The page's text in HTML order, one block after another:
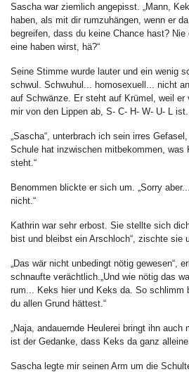
Sascha war ziemlich angepisst. „Mann,
haben, als mit dir rumzuhängen, wenn er
begreifen, dass du keine Chance hast?
eine haben wirst, hä?“
Seine Stimme wurde lauter und ein wenig
schwul. Schwuhul... homosexuell... nicht
auf Schwänze. Er steht auf Krümel, weil
mir von den Lippen ab, S- C- H- W- U- L
„Sascha“, unterbrach ich sein irres
Schule hat inzwischen mitbekommen, was
steht.“
Benommen blickte er sich um. „Sorry
nicht.“
Kathrin war sehr erbost. Sie stellte sich
bist und bleibst ein Arschloch“, zischte sie
„Das wär nicht unbedingt nötig gewesen“,
schnaufte verächtlich.„Und wie nötig das
rum... Keks hier und Keks da. So schlimm
du allen Grund hättest.“
„Naja, andauernde Heulerei bringt ihn
ist der Gedanke, dass Keks da ganz
Sascha legte mir seinen Arm um die